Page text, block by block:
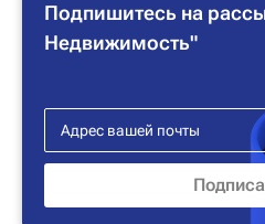
Подпишитесь на
Недвижимость"